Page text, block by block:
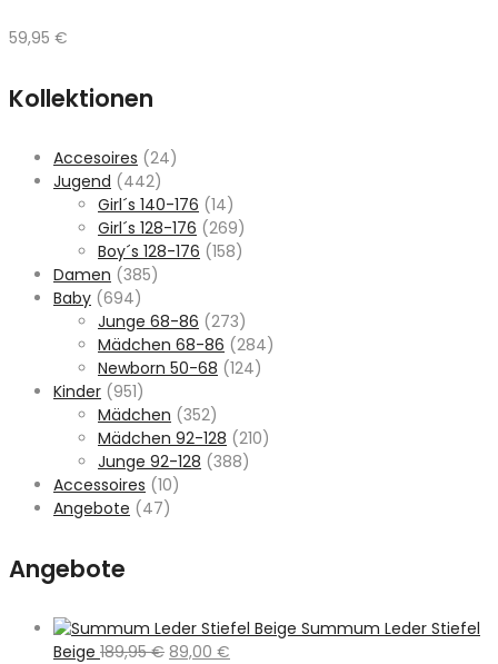
59,95 €
Kollektionen
Accesoires (24)
Jugend (442)
Girl´s 140-176 (14)
Girl´s 128-176 (269)
Boy´s 128-176 (158)
Damen (385)
Baby (694)
Junge 68-86 (273)
Mädchen 68-86 (284)
Newborn 50-68 (124)
Kinder (951)
Mädchen (352)
Mädchen 92-128 (210)
Junge 92-128 (388)
Accessoires (10)
Angebote (47)
Angebote
Summum Leder Stiefel
Beige 189,95€ Ursprünglicher
89,00 €